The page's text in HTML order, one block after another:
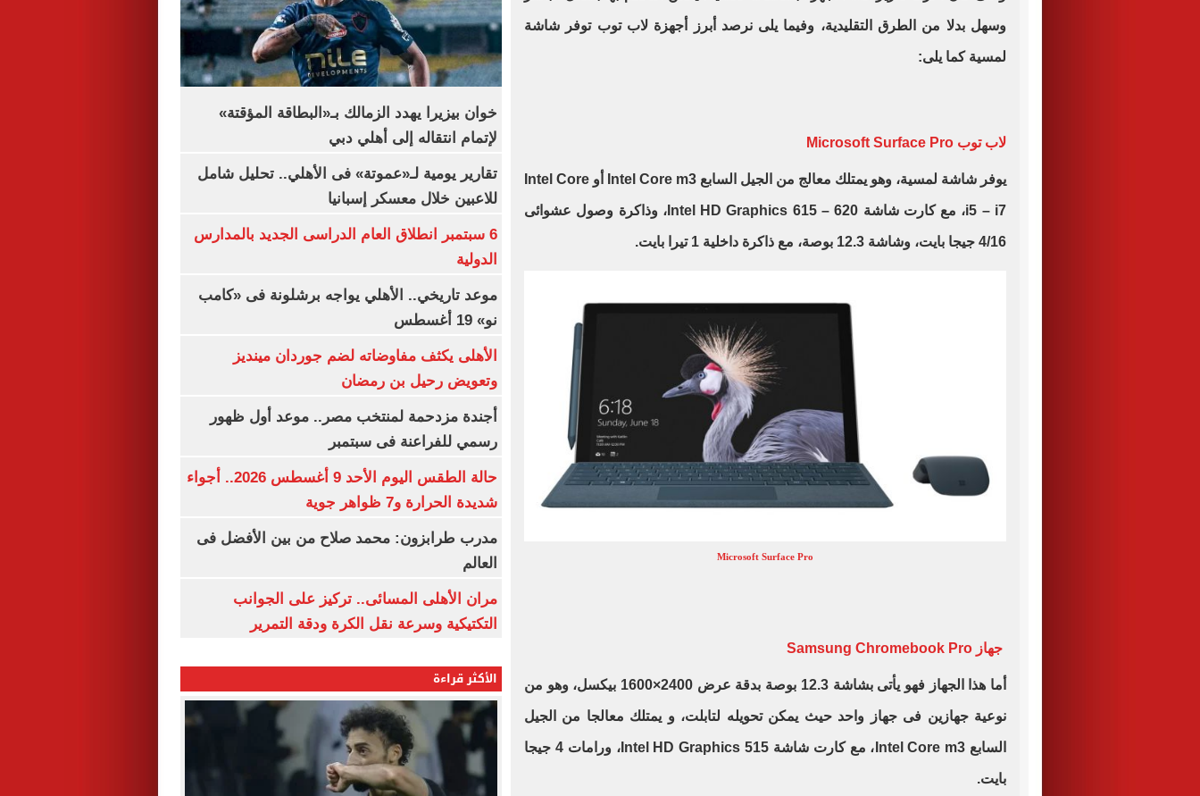
وسهل بدلا من الطرق التقليدية، وفيما يلى نرصد أبرز أجهزة لاب توب توفر شاشة
لمسية كما يلى:
لاب توب Microsoft Surface Pro
يوفر شاشة لمسية، وهو يمتلك معالج من الجيل السابع Intel Core m3 أو Intel Core
i5 – i7، مع كارت شاشة Intel HD Graphics 615 – 620، وذاكرة وصول عشوائى
4/16 جيجا بايت، وشاشة 12.3 بوصة، مع ذاكرة داخلية 1 تيرا بايت.
Microsoft Surface Pro
جهاز Samsung Chromebook Pro
أما هذا الجهاز فهو يأتى بشاشة 12.3 بوصة بدقة عرض 2400×1600 بيكسل، وهو من
نوعية جهازين فى جهاز واحد حيث يمكن تحويله لتابلت، و يمتلك معالجا من الجيل
السابع Intel Core m3، مع كارت شاشة Intel HD Graphics 515، ورامات 4 جيجا
بايت.
خوان بيزيرا يهدد الزمالك بـ«البطاقة المؤقتة»
لإتمام انتقاله إلى أهلي دبي
تقارير يومية لـ«عموتة» فى الأهلي.. تحليل شامل
للاعبين خلال معسكر إسبانيا
6 سبتمبر انطلاق العام الدراسى الجديد بالمدارس
الدولية
موعد تاريخي.. الأهلي يواجه برشلونة فى «كامب
نو» 19 أغسطس
الأهلى يكثف مفاوضاته لضم جوردان مينديز
وتعويض رحيل بن رمضان
أجندة مزدحمة لمنتخب مصر.. موعد أول ظهور
رسمي للفراعنة فى سبتمبر
حالة الطقس اليوم الأحد 9 أغسطس 2026.. أجواء
شديدة الحرارة و7 ظواهر جوية
مدرب طرابزون: محمد صلاح من بين الأفضل فى
العالم
مران الأهلى المسائى.. تركيز على الجوانب
التكتيكية وسرعة نقل الكرة ودقة التمرير
الأكثر قراءة